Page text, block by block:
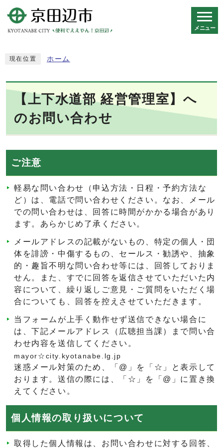
メニュー
現在位置 ホーム
【上下水道部 経営管理室】へ
のお問い合わせ
ご注意
軽易な問い合わせ（申込方法・日程・予約方法な
ど）は、電話で問い合わせください。なお、メール
での問い合わせは、回答に時間がかかる場合があり
ます。あらかじめ了承ください。
メールアドレスの記載がないもの、特定の個人・団
体を誹謗・中傷するもの、セールス・勧誘や、抽象
的・趣旨不明な問い合わせ等には、回答しておりま
せん。また、すでに回答を返信させていただいた内
容について、繰り返しご意見・ご質問をいただく場
合についても、回答を控えさせていただきます。
当フォームが上手く動作せず送信できない場合に
は、下記メールアドレス（広聴担当課）まで問い合
わせ内容を送信してください。
mayor☆city.kyotanabe.lg.jp
迷惑メール対策のため、「@」を「☆」と表示して
おります。送信の際には、「☆」を「@」に置き換
えてください。
個人情報の取り扱いについて
取得した個人情報は、お問い合わせに対する回答、